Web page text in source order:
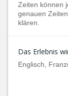
Zeiten können
genauen
klären.
Das Erlebnis
Englisch,